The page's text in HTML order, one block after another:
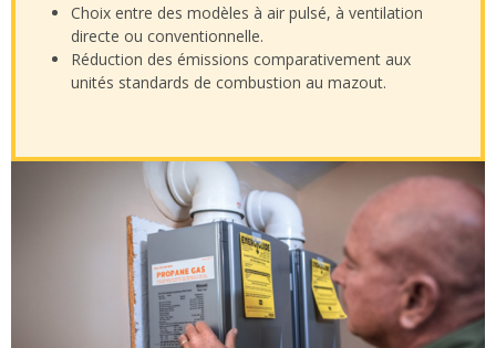
Choix entre des modèles à air pulsé, à ventilation
directe ou conventionnelle.
Réduction des émissions comparativement aux
unités standards de combustion au mazout.